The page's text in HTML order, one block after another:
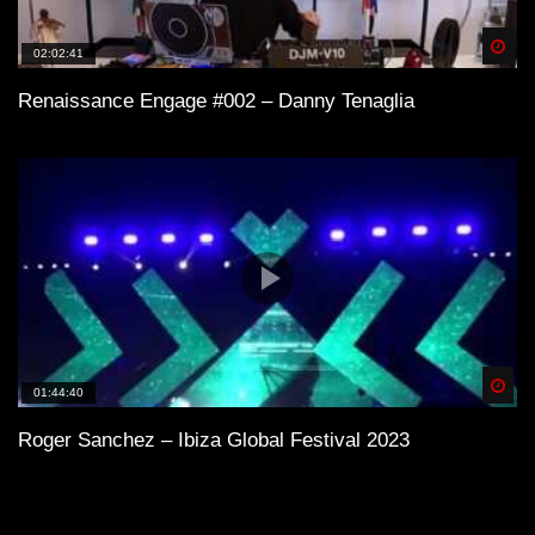
02:02:41
Renaissance Engage #002 – Danny Tenaglia
01:44:40
Roger Sanchez – Ibiza Global Festival 2023